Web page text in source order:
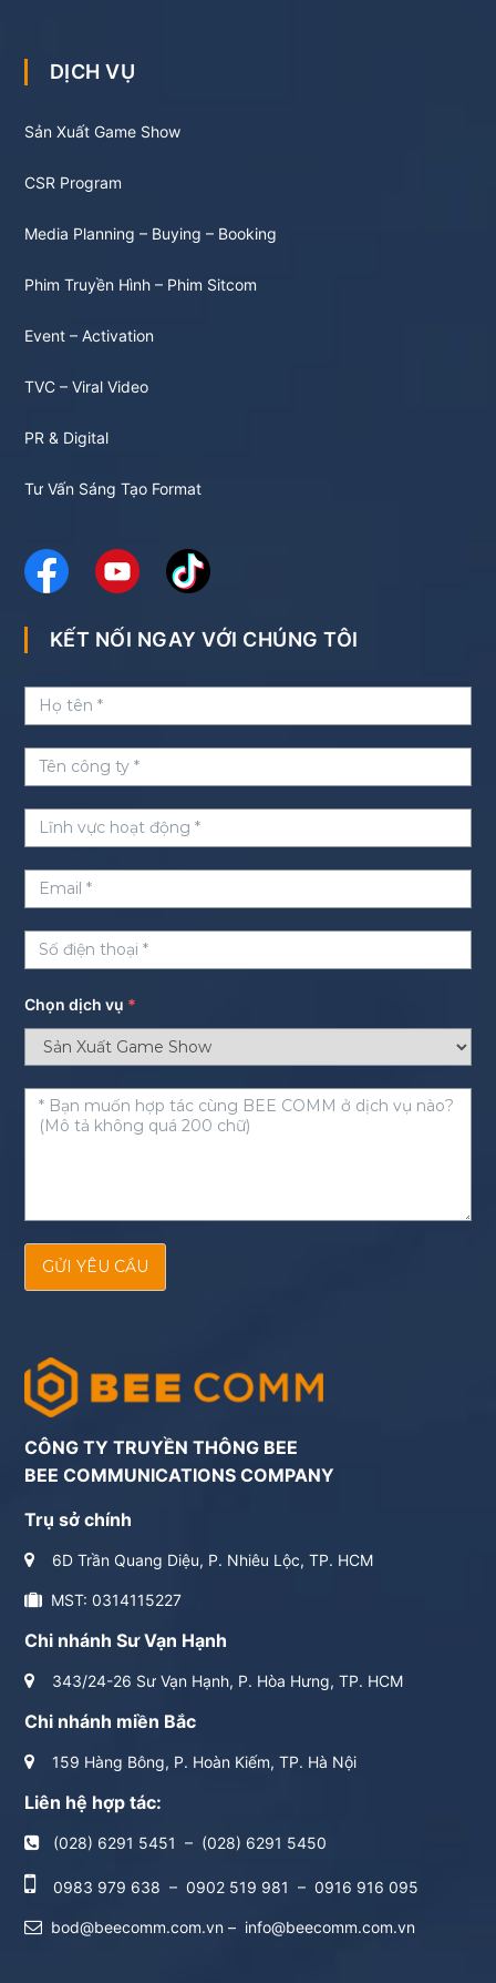
DỊCH VỤ
Sản Xuất Game Show
CSR Program
Media Planning – Buying – Booking
Phim Truyền Hình – Phim Sitcom
Event – Activation
TVC – Viral Video
PR & Digital
Tư Vấn Sáng Tạo Format
KẾT NỐI NGAY VỚI CHÚNG TÔI
Chọn dịch vụ *
GỬI YÊU CẦU
CÔNG TY TRUYỀN THÔNG BEE
BEE COMMUNICATIONS COMPANY
Trụ sở chính
6D Trần Quang Diệu, P. Nhiêu Lộc, TP. HCM
MST: 0314115227
Chi nhánh Sư Vạn Hạnh
343/24-26 Sư Vạn Hạnh, P. Hòa Hưng, TP. HCM
Chi nhánh miền Bắc
159 Hàng Bông, P. Hoàn Kiếm, TP. Hà Nội
Liên hệ hợp tác:
(028) 6291 5451 – (028) 6291 5450
0983 979 638 – 0902 519 981 – 0916 916 095
bod@beecomm.com.vn – info@beecomm.com.vn